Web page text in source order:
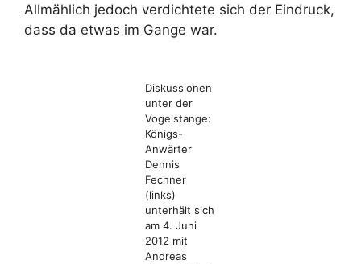
Allmählich jedoch verdichtete sich der Eindruck,
dass da etwas im Gange war.
Diskussionen
unter der
Vogelstange:
Königs-
Anwärter
Dennis
Fechner
(links)
unterhält sich
am 4. Juni
2012 mit
Andreas